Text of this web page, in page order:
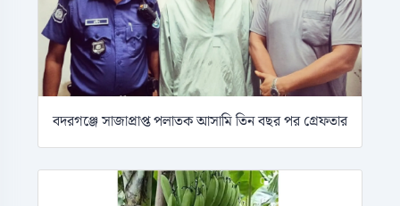
বদরগঞ্জে সাজাপ্রাপ্ত পলাতক আসামি তিন বছর পর গ্রেফতার